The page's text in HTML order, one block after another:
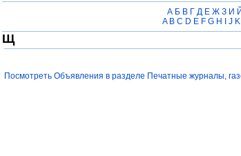
А Б В Г Д Е Ж З И Й
A B C D E F G H J K
Щ
Посмотреть Объявления в разделе Печатные журналы,